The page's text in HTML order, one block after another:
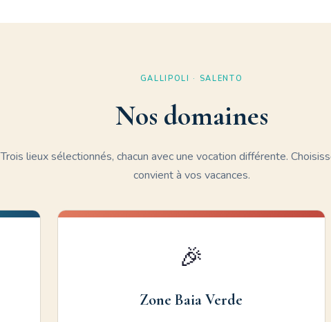
GALLIPOLI · SALENTO
Nos domaines
Trois lieux sélectionnés, chacun avec une vocation différente.
convient à vos vacances.
🎉
Zone Baia Verde